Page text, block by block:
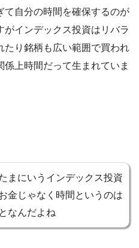
て自分の時間を確保するのが
インデックス投資はリバラ
たり銘柄も広い範囲で買われ
上時間だって生まれていま
まにいうインデックス投資
金じゃなく時間というのは
なんだよね